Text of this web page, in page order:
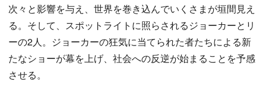
次々と影響を与え、世界を巻き込んでいくさまが垣間見え
る。そして、スポットライトに照らされるジョーカーとリ
ーの2人。ジョーカーの狂気に当てられた者たちによる新
たなショーが幕を上げ、社会への反逆が始まることを予感
させる。